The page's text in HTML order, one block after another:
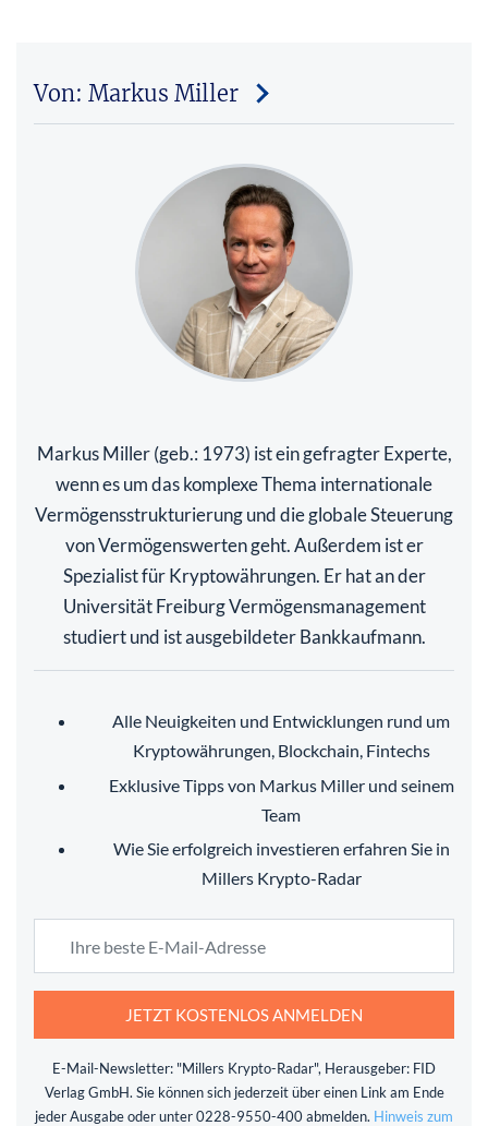
Von: Markus Miller
Markus Miller (geb.: 1973) ist ein gefragter Experte,
wenn es um das komplexe Thema internationale
Vermögensstrukturierung und die globale Steuerung
von Vermögenswerten geht. Außerdem ist er
Spezialist für Kryptowährungen. Er hat an der
Universität Freiburg Vermögensmanagement
studiert und ist ausgebildeter Bankkaufmann.
Alle Neuigkeiten und Entwicklungen rund um
Kryptowährungen, Blockchain, Fintechs
Exklusive Tipps von Markus Miller und seinem
Team
Wie Sie erfolgreich investieren erfahren Sie in
Millers Krypto-Radar
JETZT KOSTENLOS ANMELDEN
E-Mail-Newsletter: "Millers Krypto-Radar", Herausgeber: FID
Verlag GmbH. Sie können sich jederzeit über einen Link am Ende
jeder Ausgabe oder unter 0228-9550-400 abmelden. Hinweis zum